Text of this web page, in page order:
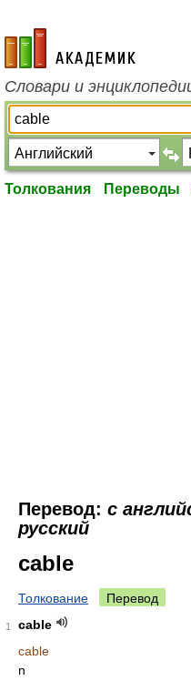
academic.ru
Словари и
Толкования Переводы
Перевод: с
русский
cable
Толкование Перевод
1
cable
cable
n